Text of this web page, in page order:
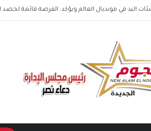
مدين في صيف 2026